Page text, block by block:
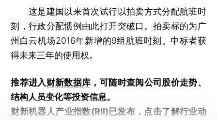
这是建国以来首次试行以拍卖方式分配航班时
刻，行政分配惯例由此打开突破口。拍卖标的为广
州白云机场2016年新增的9组航班时刻。中标者获
得未来三年的使用权。
推荐进入财新数据库 ，可随时查阅公司股价走势、
结构人员变化等投资信息。
财新机器人产业指数(RII)已发布， 点击了解行业动